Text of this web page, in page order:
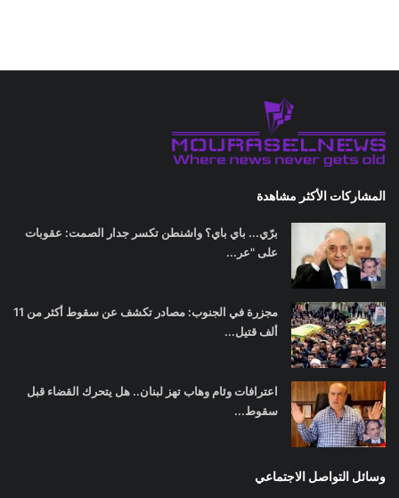
المشاركات الأكثر مشاهدة
برّي... باي باي؟ واشنطن تكسر جدار الصمت: عقوبات
على "عر...
مجزرة في الجنوب: مصادر تكشف عن سقوط أكثر من 11
ألف قتيل...
اعترافات وئام وهاب تهز لبنان.. هل يتحرك القضاء قبل
سقوط...
وسائل التواصل الاجتماعي